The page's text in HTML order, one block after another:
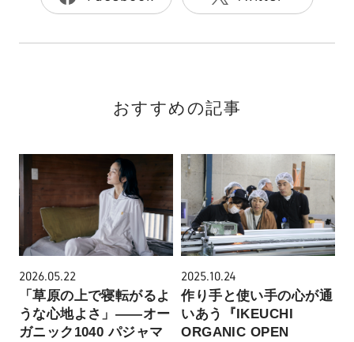
おすすめの記事
2026.05.22
「草原の上で寝転がるよ
うな心地よさ」——オー
ガニック1040 パジャマ
2025.10.24
作り手と使い手の心が通
いあう『IKEUCHI
ORGANIC OPEN